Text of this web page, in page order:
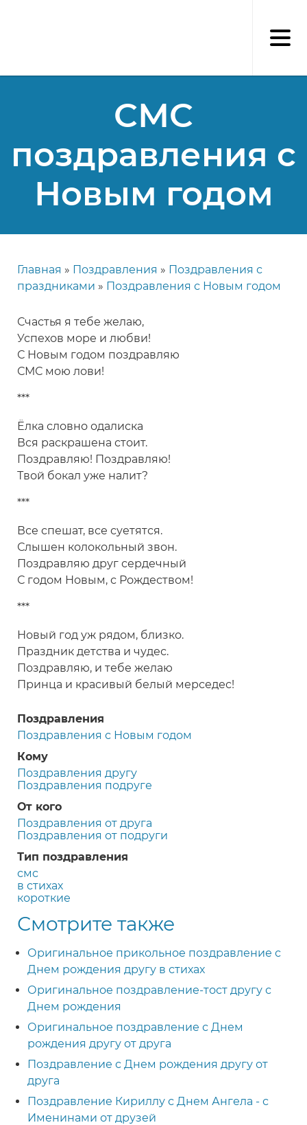
СМС
поздравления с
Новым годом
Строка
Главная Поздравления
Поздравления с
праздниками
Поздравления с Новым годом
Счастья я тебе желаю,
Успехов море и любви!
С Новым годом поздравляю
СМС мою лови!
***
Ёлка словно одалиска
Вся раскрашена стоит.
Поздравляю! Поздравляю!
Твой бокал уже налит?
***
Все спешат, все суетятся.
Слышен колокольный звон.
Поздравляю друг сердечный
С годом Новым, с Рождеством!
***
Новый год уж рядом, близко.
Праздник детства и чудес.
Поздравляю, и тебе желаю
Принца и красивый белый мерседес!
Поздравления
Поздравления с Новым годом
Кому
Поздравления другу
Поздравления подруге
От кого
Поздравления от друга
Поздравления от подруги
Тип поздравления
смс
в стихах
короткие
Смотрите также
Оригинальное прикольное поздравление с
Днем рождения другу в стихах
Оригинальное поздравление-тост другу с
Днем рождения
Оригинальное поздравление с Днем
рождения другу от друга
Поздравление с Днем рождения другу от
друга
Поздравление Кириллу с Днем Ангела - с
Именинами от друзей